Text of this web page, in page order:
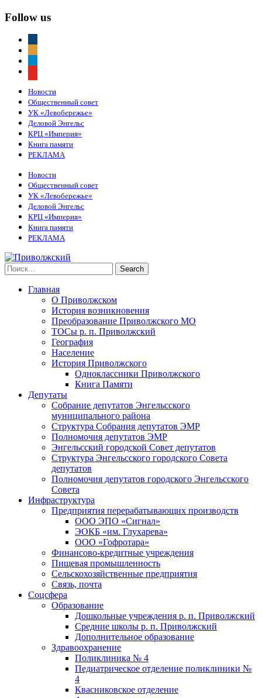
Follow us
Новости
Общественный совет
УК «Левобережье»
Деловой Энгельс
КРЦ «Империя»
Книга памяти
РЕКЛАМА
Новости
Общественный совет
УК «Левобережье»
Деловой Энгельс
КРЦ «Империя»
Книга памяти
РЕКЛАМА
Главная
О Приволжском
История возникновения
Преобразование Приволжского МО
ТОСы р. п. Приволжский
География
Население
История Приволжского
Одноклассники Приволжского
Книга Памяти
Депутаты
Собрание депутатов Энгельсского
муниципального района
Структура Собрания депутатов ЭМР
Полномочия депутатов ЭМР
Энгельсский городской Совет депутатов
Структура Энгельсского городского Совета
депутатов
Полномочия депутатов городского Энгельсского
Совета
Инфраструктура
Предприятия перерабатывающих производств
ООО ЭПО «Сигнал»
ЭОКБ «им. Глухарева»
ООО «Гофротара»
Финансово-кредитные учреждения
Пищевая промышленность
Сельскохозяйственные предприятия
Связь, почта
Соцсфера
Образование
Дошкольные учреждения р. п. Приволжский
Средние школы р. п. Приволжский
Дополнительное образование
Здравоохранение
Поликлиника № 4
Педиатрическое отделение поликлиники №
4
Квасниковское отделение